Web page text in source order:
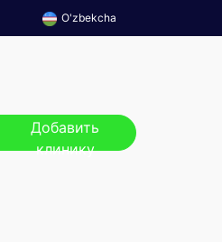
O'zbekcha
Добавить
клинику